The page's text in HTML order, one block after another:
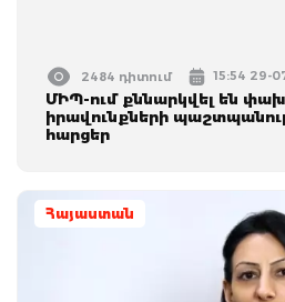
2484 դիտում 15:54 29-
ՄԻՊ-ում քննարկվել են
իրավունքների
հարցեր
Հայաստան